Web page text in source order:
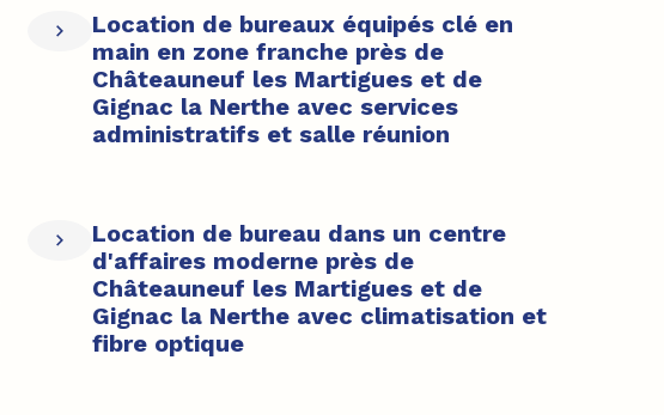
Location de bureaux équipés clé en
main en zone franche près de
Châteauneuf les Martigues et de
Gignac la Nerthe avec services
administratifs et salle réunion
Location de bureau dans un centre
d'affaires moderne près de
Châteauneuf les Martigues et de
Gignac la Nerthe avec climatisation et
fibre optique